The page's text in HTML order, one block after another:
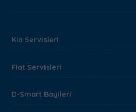
Kia Servisleri
Fiat Servisleri
D-Smart Bayileri